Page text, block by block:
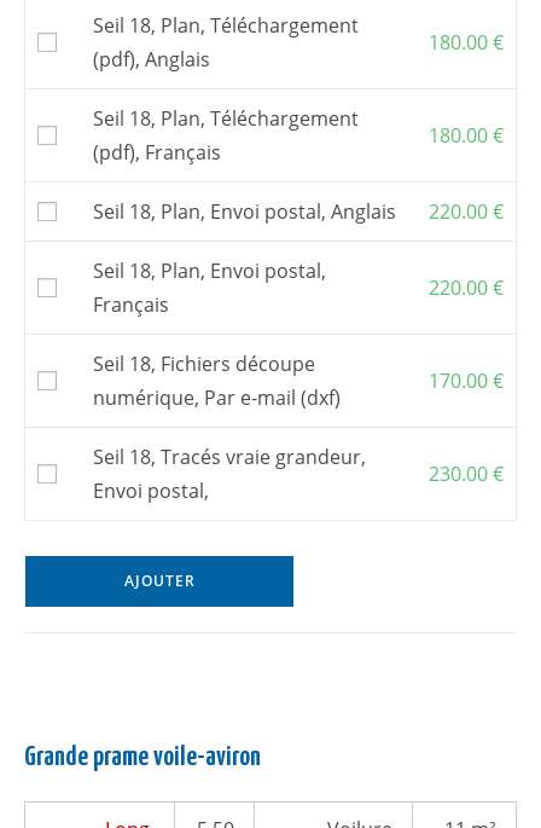
Les frais postaux et la TVA, si elle s’applique,
sont inclus dans les prix affichés.
Seil 18, Plan, Téléchargement
(pdf), Anglais
180.00€
Seil 18, Plan, Téléchargement
(pdf), Français
180.00€
Seil 18, Plan, Envoi postal, Anglais 220.00€
Seil 18, Plan, Envoi postal,
Français
220.00€
Seil 18, Fichiers découpe
numérique, Par e-mail (dxf)
170.00€
Seil 18, Tracés vraie grandeur,
Envoi postal,
230.00€
AJOUTER
Grande prame voile-aviron